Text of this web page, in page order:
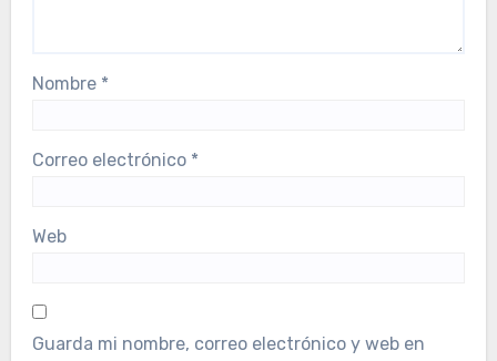
Nombre *
Correo electrónico *
Web
Guarda mi nombre, correo electrónico y web en